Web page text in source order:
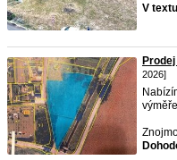
V textu
2026]